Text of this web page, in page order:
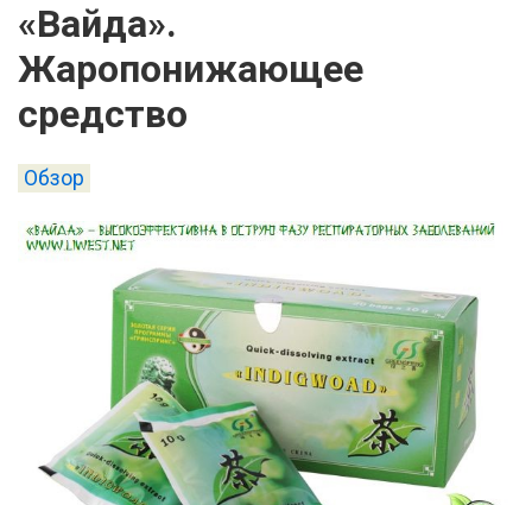
«Вайда».
Жаропонижающее
средство
Обзор